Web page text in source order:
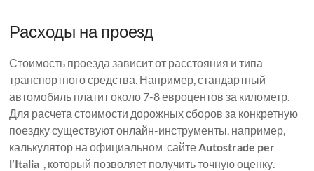
Расходы на проезд
Стоимость проезда зависит от расстояния и типа
транспортного средства. Например, стандартный
автомобиль платит около 7-8 евроцентов за километр.
Для расчета стоимости дорожных сборов за конкретную
поездку существуют онлайн-инструменты, например,
калькулятор на официальном сайтеAutostrade per
l’Italia , который позволяет получить точную оценку.